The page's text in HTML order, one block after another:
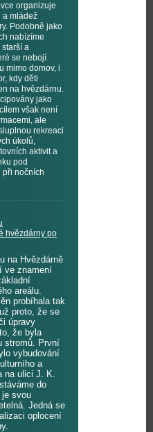
organizuje
a mládež
Podobně jako
nabízíme
starší a
se nebojí
mimo domov, i
kdy děti
na hvězdárnu.
jako
však není
ale
rekreaci
úkolů,
aktivit a
pod
při nočních
hvězdárny po
na Hvězdárně
ve znamení
areálu.
probíhala tak
proto, že se
úpravy
že byla
stromů. První
vybudování
a
na ulici J. K.
do
svou
Jedná se
oplocení